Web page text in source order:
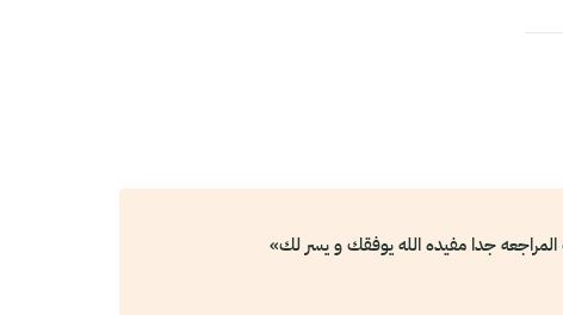
جدا مفيده الله يوفقك و يسر لك»